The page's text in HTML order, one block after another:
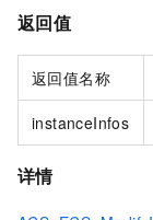
返回值
返回值名称
instanceInfos
详情